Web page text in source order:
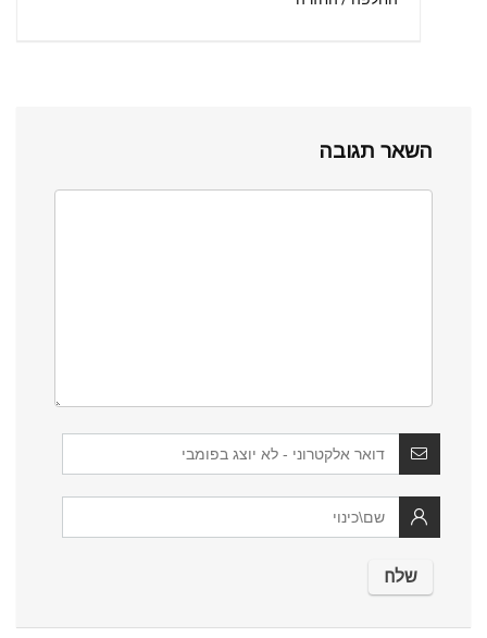
השאר תגובה